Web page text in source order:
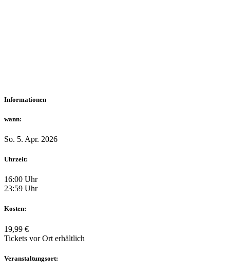
Informationen
wann:
So. 5. Apr. 2026
Uhrzeit:
16:00 Uhr
23:59 Uhr
Kosten:
19,99 €
Tickets vor Ort erhältlich
Veranstaltungsort: